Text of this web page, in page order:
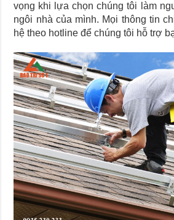
vọng khi lựa chọn chúng tôi làm
ngôi nhà của mình. Mọi thông tin
hệ theo hotline để chúng tôi hỗ trợ